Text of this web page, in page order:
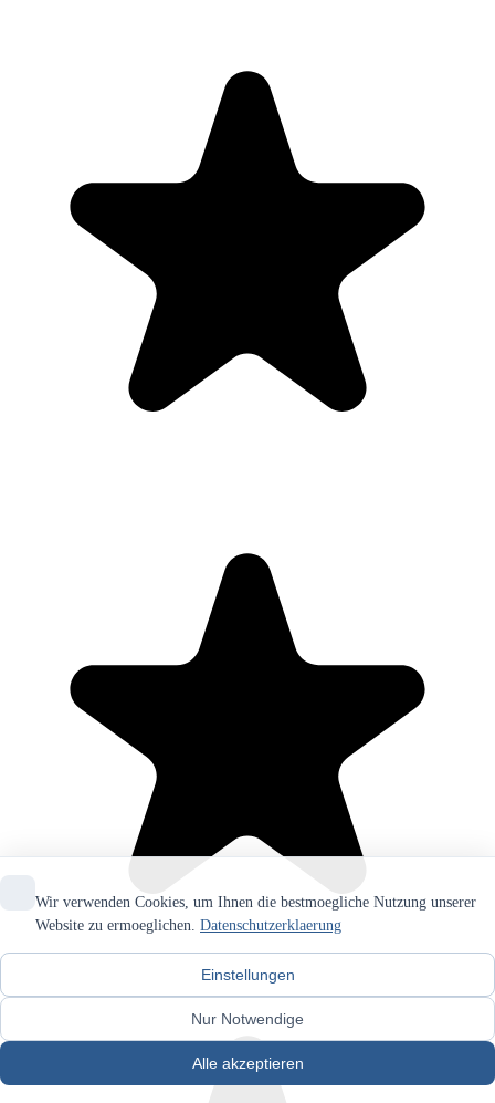
Wir verwenden Cookies, um Ihnen die bestmoegliche Nutzung unserer
Website zu ermoeglichen. Datenschutzerklaerung
Einstellungen
Nur Notwendige
Alle akzeptieren